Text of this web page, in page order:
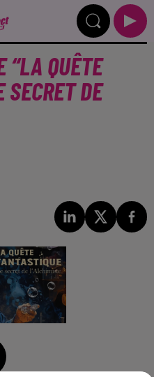
“LA QUÊTE
SECRET DE